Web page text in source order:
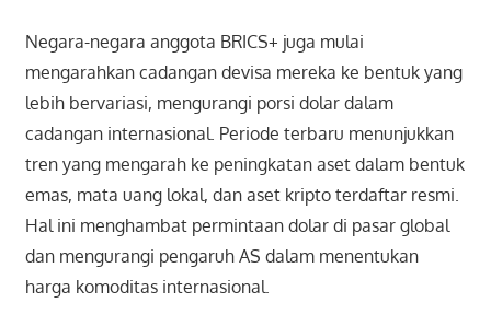
Negara-negara anggota BRICS+ juga mulai
mengarahkan cadangan devisa mereka ke bentuk yang
lebih bervariasi, mengurangi porsi dolar dalam
cadangan internasional. Periode terbaru menunjukkan
tren yang mengarah ke peningkatan aset dalam bentuk
emas, mata uang lokal, dan aset kripto terdaftar resmi.
Hal ini menghambat permintaan dolar di pasar global
dan mengurangi pengaruh AS dalam menentukan
harga komoditas internasional.